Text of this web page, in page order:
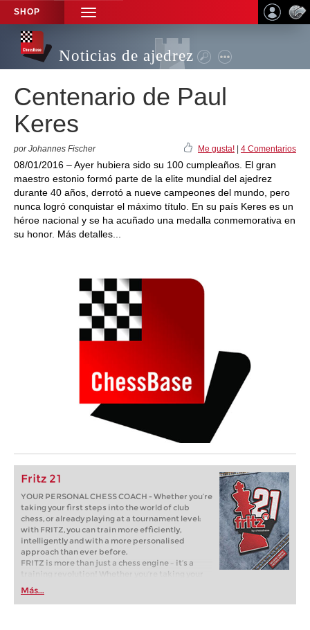
SHOP
TOGGLE
NAVIGATION
Noticias de ajedrez
Centenario de Paul
Keres
por Johannes Fischer Me gusta! 4 Comentarios
08/01/2016 – Ayer hubiera sido su 100 cumpleaños. El gran
maestro estonio formó parte de la elite mundial del ajedrez
durante 40 años, derrotó a nueve campeones del mundo, pero
nunca logró conquistar el máximo título. En su país Keres es un
héroe nacional y se ha acuñado una medalla conmemorativa en
su honor. Más detalles...
Fritz 21
YOUR PERSONAL CHESS COACH - Whether you’re
taking your first steps into the world of club
chess, or already playing at a tournament level:
with FRITZ, you can train more efficiently,
intelligently and with a more personalised
approach than ever before.
FRITZ is more than just a chess engine – it’s a
training revolution! Whether you’re taking your
first steps into the world of club chess, or already
playing at a tournament level: with FRITZ, you can
train more efficiently, intelligently and with a
Más...